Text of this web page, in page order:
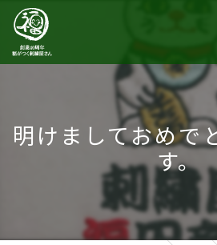
明けましておめで
す。